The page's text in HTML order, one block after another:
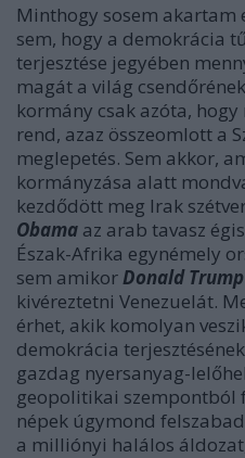
Minthogy sosem akartam
sem, hogy a demokrácia
terjesztése jegyében
magát a világ
kormány csak azóta,
rend, azaz összeomlott a
meglepetés. Sem akkor,
kormányzása alatt
kezdődött meg Irak
Obama az arab tavasz
Észak-Afrika egynémely
sem amikor Donald Trump
kivéreztetni Venezuelát.
érhet, akik komolyan
demokrácia
gazdag nyersanyag-
geopolitikai
népek úgymond
a milliónyi halálos